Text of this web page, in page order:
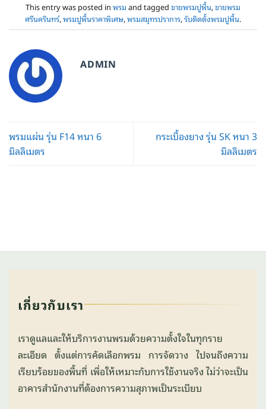
This entry was posted in พรม and tagged ขายพรมปูพื้น,ขายพรม
ศรีนครินทร์,พรมปูพื้นราคาพิเศษ,พรมสมุทรปราการ,รับติดตั้งพรมปูพื้น.
ADMIN
พรมแผ่น รุ่น F14 หนา 6
มิลลิเมตร
กระเบื้องยาง รุ่น SK หนา 3
มิลลิเมตร
เกี่ยวกับเรา
เราดูแลและให้บริการงานพรมด้วยความตั้งใจในทุกราย
ละเอียด ตั้งแต่การคัดเลือกพรม การจัดวาง ไปจนถึงความ
เรียบร้อยของพื้นที่ เพื่อให้เหมาะกับการใช้งานจริง ไม่ว่าจะเป็น
อาคารสำนักงานที่ต้องการความสุภาพเป็นระเบียบ